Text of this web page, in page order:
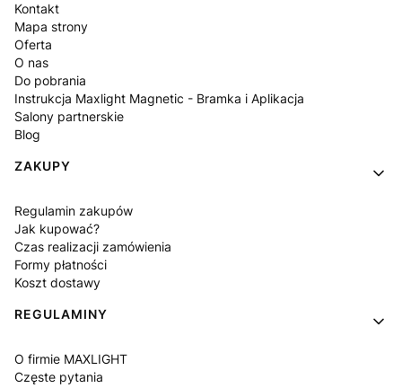
Kontakt
Mapa strony
Oferta
O nas
Do pobrania
Instrukcja Maxlight Magnetic - Bramka i Aplikacja
Salony partnerskie
Blog
ZAKUPY
Regulamin zakupów
Jak kupować?
Czas realizacji zamówienia
Formy płatności
Koszt dostawy
REGULAMINY
O firmie MAXLIGHT
Częste pytania